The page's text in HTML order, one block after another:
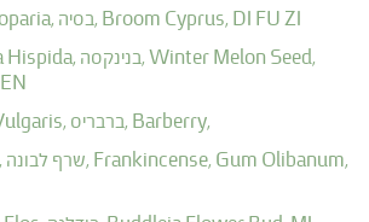
בסיה, Broom Cyprus, DI FU ZI
Hispida,
בנינקסה, Winter Melon Seed,
ברבריס, Barberry,
שרף לבונה, Frankincense, Gum Olibanum,